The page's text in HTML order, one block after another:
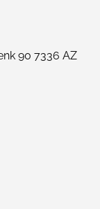
90 7336 AZ